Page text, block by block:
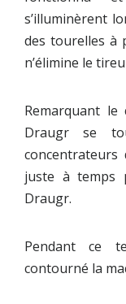
s’illuminèrent
des tourelles à
n’élimine le
Remarquant
Draugr se
concentrateurs
juste à temps
Draugr.
Pendant ce
contourné la